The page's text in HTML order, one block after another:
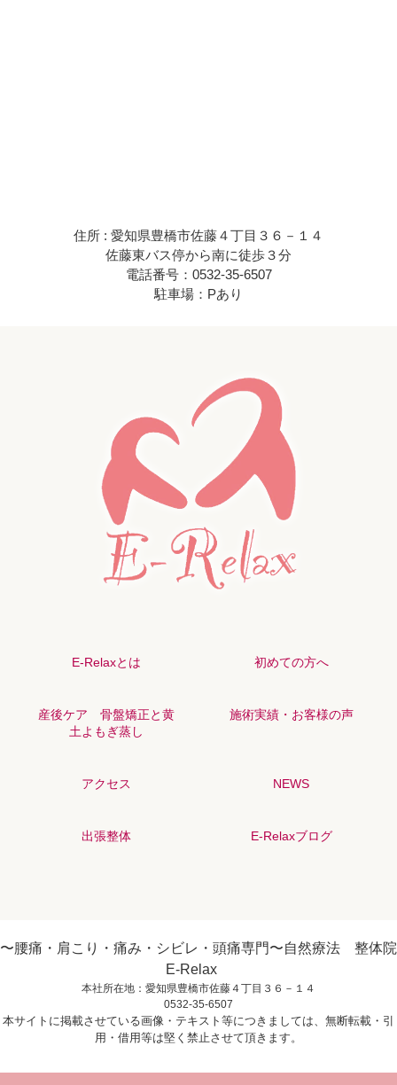
住所 : 愛知県豊橋市佐藤４丁目３６－１４
佐藤東バス停から南に徒歩３分
電話番号：0532-35-6507
駐車場：Pあり
E-Relaxとは 初めての方へ
産後ケア 骨盤矯正と黄
土よもぎ蒸し
施術実績・お客様の声
アクセス NEWS
出張整体 E-Relaxブログ
〜腰痛・肩こり・痛み・シビレ・頭痛専門〜自然療法 整体院
E-Relax
本社所在地：愛知県豊橋市佐藤４丁目３６－１４
0532-35-6507
本サイトに掲載させている画像・テキスト等につきましては、無断転載・引
用・借用等は堅く禁止させて頂きます。